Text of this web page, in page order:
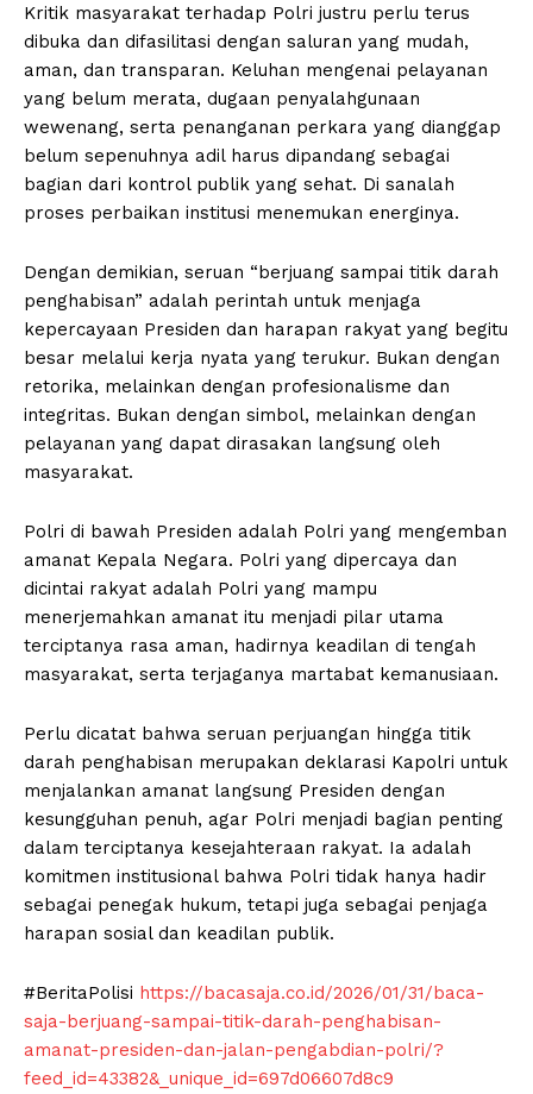
Kritik masyarakat terhadap Polri justru perlu terus
dibuka dan difasilitasi dengan saluran yang mudah,
aman, dan transparan. Keluhan mengenai pelayanan
yang belum merata, dugaan penyalahgunaan
wewenang, serta penanganan perkara yang dianggap
belum sepenuhnya adil harus dipandang sebagai
bagian dari kontrol publik yang sehat. Di sanalah
proses perbaikan institusi menemukan energinya.
Dengan demikian, seruan “berjuang sampai titik darah
penghabisan” adalah perintah untuk menjaga
kepercayaan Presiden dan harapan rakyat yang begitu
besar melalui kerja nyata yang terukur. Bukan dengan
retorika, melainkan dengan profesionalisme dan
integritas. Bukan dengan simbol, melainkan dengan
pelayanan yang dapat dirasakan langsung oleh
masyarakat.
Polri di bawah Presiden adalah Polri yang mengemban
amanat Kepala Negara. Polri yang dipercaya dan
dicintai rakyat adalah Polri yang mampu
menerjemahkan amanat itu menjadi pilar utama
terciptanya rasa aman, hadirnya keadilan di tengah
masyarakat, serta terjaganya martabat kemanusiaan.
Perlu dicatat bahwa seruan perjuangan hingga titik
darah penghabisan merupakan deklarasi Kapolri untuk
menjalankan amanat langsung Presiden dengan
kesungguhan penuh, agar Polri menjadi bagian penting
dalam terciptanya kesejahteraan rakyat. Ia adalah
komitmen institusional bahwa Polri tidak hanya hadir
sebagai penegak hukum, tetapi juga sebagai penjaga
harapan sosial dan keadilan publik.
#BeritaPolisi https://bacasaja.co.id/2026/01/31/baca-
saja-berjuang-sampai-titik-darah-penghabisan-
amanat-presiden-dan-jalan-pengabdian-polri/?
feed_id=43382&_unique_id=697d06607d8c9